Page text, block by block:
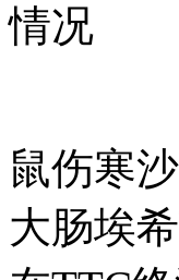
情况
鼠伤寒
大肠埃